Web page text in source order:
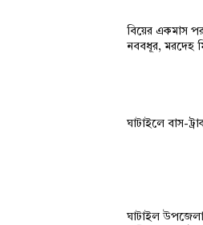
বিয়ের একমাস
নববধূর, মরদেহ
ঘাটাইলে বাস-
ঘাটাইল